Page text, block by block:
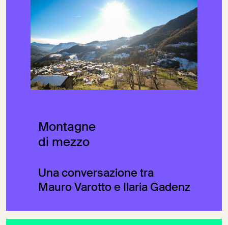
Montagne
di mezzo
Una conversazione tra
Mauro Varotto e Ilaria Gadenz